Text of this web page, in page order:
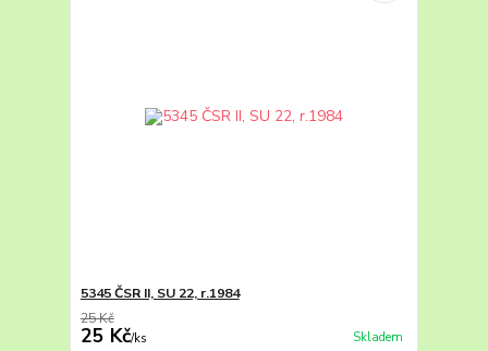
5345 ČSR II, SU 22, r.1984
25 Kč
25 Kč/ks Skladem